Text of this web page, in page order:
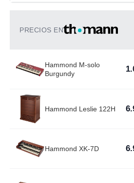
PRECIOS EN
Hammond M-solo
Burgundy
Hammond Leslie 122H
Hammond XK-7D